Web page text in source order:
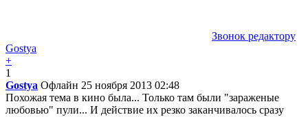
Звонок редактору
Gostya
+
1
Gostya Офлайн 25 ноября 2013 02:48
Похожая тема в кино была... Только там были "зараженые
любовью" пули... И действие их резко заканчивалось сразу